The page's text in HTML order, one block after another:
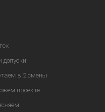
в 2 смены
проекте